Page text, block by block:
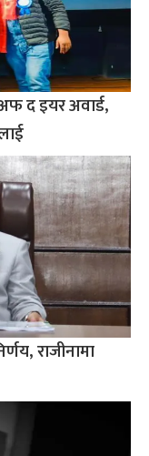
द इयर अवार्ड,
राजीनामा